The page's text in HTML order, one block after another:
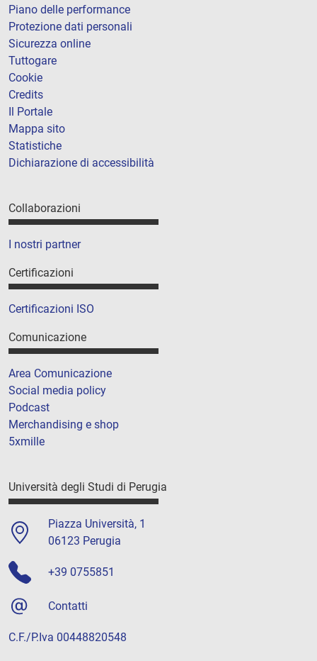
Piano delle performance
Protezione dati personali
Sicurezza online
Tuttogare
Cookie
Credits
Il Portale
Mappa sito
Statistiche
Dichiarazione di accessibilità
Collaborazioni
I nostri partner
Certificazioni
Certificazioni ISO
Comunicazione
Area Comunicazione
Social media policy
Podcast
Merchandising e shop
5xmille
Università degli Studi di Perugia
Piazza Università, 1
06123 Perugia
+39 0755851
Contatti
C.F./P.Iva 00448820548